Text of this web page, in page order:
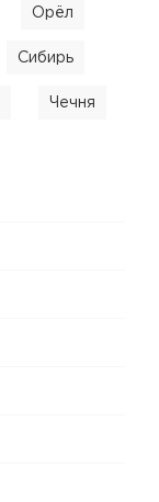
Орёл
Сибирь
Чечня